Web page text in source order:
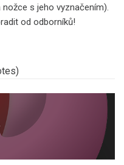
s jeho vyznačením).
od odborníků!